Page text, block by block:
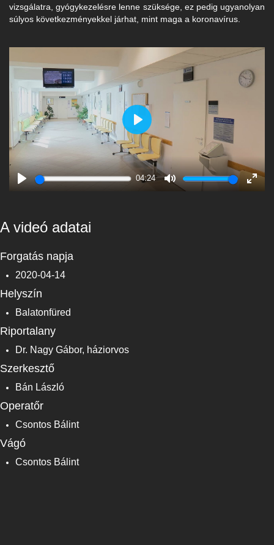
vizsgálatra, gyógykezelésre lenne szüksége, ez pedig ugyanolyan
súlyos következményekkel járhat, mint maga a koronavírus.
Play
04:24
Mute
Enter
Play
A videó adatai
Forgatás napja
2020-04-14
Helyszín
Balatonfüred
Riportalany
Dr. Nagy Gábor, háziorvos
Szerkesztő
Bán László
Operatőr
Csontos Bálint
Vágó
Csontos Bálint